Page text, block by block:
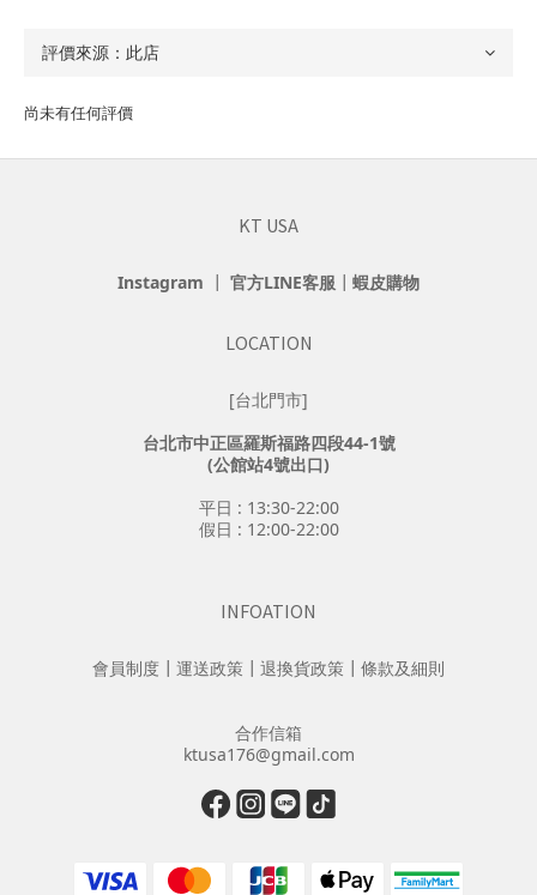
尚未有任何評價
KT USA
Instagram ┃ 官方LINE客服 ┃ 蝦皮購物
LOCATION
[台北門市]
台北市中正區羅斯福路四段44-1號
(公館站4號出口)
平日 : 13:30-22:00
假日 : 12:00-22:00
INFOATION
會員制度 ┃ 運送政策 ┃ 退換貨政策 ┃ 條款及細則
合作信箱
ktusa176@gmail.com